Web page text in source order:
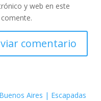
y web en este
Buenos Aires | Escapadas